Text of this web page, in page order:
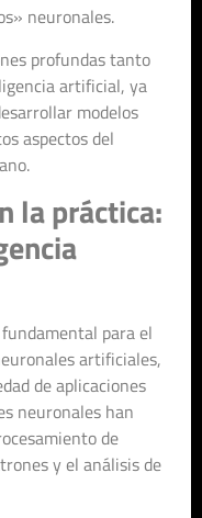
neuronales.
profundas tanto
artificial, ya
modelos
aspectos del
la práctica:
para el
artificiales,
de aplicaciones
neuronales han
de
y el análisis de